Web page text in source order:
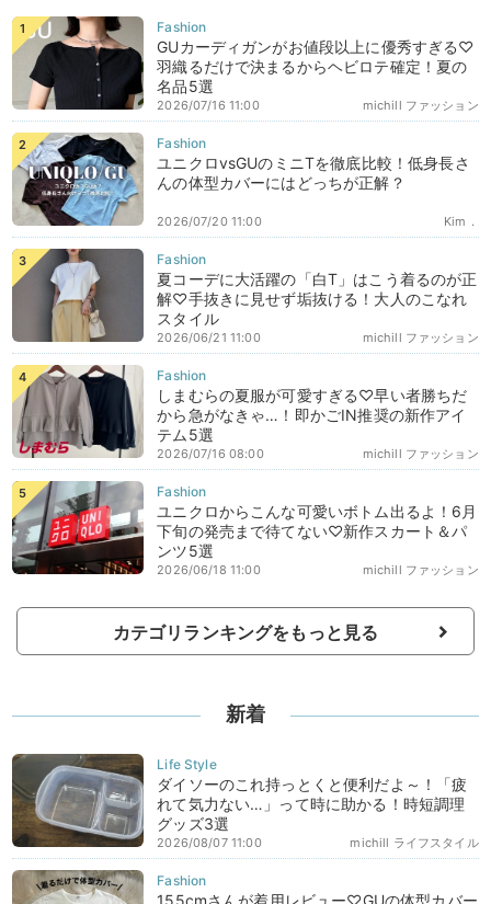
GUカーディガンがお値段以上に優秀すぎる♡
羽織るだけで決まるからヘビロテ確定！夏の
名品5選
michill ファッション
2026/07/16 11:00
ユニクロvsGUのミニTを徹底比較！低身長さ
んの体型カバーにはどっちが正解？
Kim．
2026/07/20 11:00
夏コーデに大活躍の「白T」はこう着るのが正
解♡手抜きに見せず垢抜ける！大人のこなれ
スタイル
michill ファッション
2026/06/21 11:00
しまむらの夏服が可愛すぎる♡早い者勝ちだ
から急がなきゃ…！即かごIN推奨の新作アイ
テム5選
michill ファッション
2026/07/16 08:00
ユニクロからこんな可愛いボトム出るよ！6月
下旬の発売まで待てない♡新作スカート＆パ
ンツ5選
michill ファッション
2026/06/18 11:00
カテゴリランキングをもっと見る
新着
ダイソーのこれ持っとくと便利だよ～！「疲
れて気力ない…」って時に助かる！時短調理
グッズ3選
michill ライフスタイル
2026/08/07 11:00
155cmさんが着用レビュー♡GUの体型カバー